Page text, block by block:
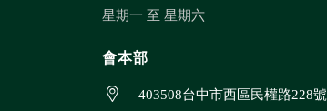
星期一 至 星期六
會本部
403508台中市西區民權路228號